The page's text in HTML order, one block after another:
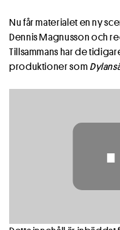
Nu får materialet en ny
Dennis Magnusson och
Tillsammans har de
produktioner som